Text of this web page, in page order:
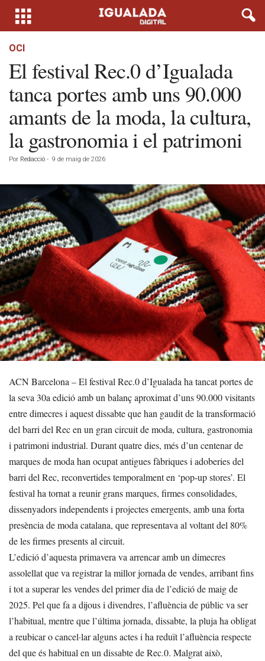
OCI
El festival Rec.0 d’Igualada
tanca portes amb uns 90.000
amants de la moda, la cultura,
la gastronomia i el patrimoni
Por Redacció - 9 de maig de 2026
ACN Barcelona – El festival Rec.0 d’Igualada ha tancat portes de
la seva 30a edició amb un balanç aproximat d’uns 90.000 visitants
entre dimecres i aquest dissabte que han gaudit de la transformació
del barri del Rec en un gran circuit de moda, cultura, gastronomia
i patrimoni industrial. Durant quatre dies, més d’un centenar de
marques de moda han ocupat antigues fàbriques i adoberies del
barri del Rec, reconvertides temporalment en ‘pop-up stores’. El
festival ha tornat a reunir grans marques, firmes consolidades,
dissenyadors independents i projectes emergents, amb una forta
presència de moda catalana, que representava al voltant del 80%
de les firmes presents al circuit.
L’edició d’aquesta primavera va arrencar amb un dimecres
assolellat que va registrar la millor jornada de vendes, arribant fins
i tot a superar les vendes del primer dia de l’edició de maig de
2025. Pel que fa a dijous i divendres, l’afluència de públic va ser
l’habitual, mentre que l’última jornada, dissabte, la pluja ha obligat
a reubicar o cancel·lar alguns actes i ha reduït l’afluència respecte
del que és habitual en un dissabte de Rec.0. Malgrat això,